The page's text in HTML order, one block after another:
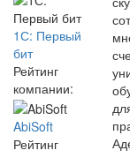
1С: Первый
бит
Рейтинг
компании:
AbiSoft
Рейтинг